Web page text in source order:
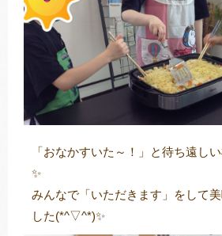
「おなかすいた～！」と待ち遠し
✨
みんなで「いただきます」をして
した(*^▽^*)✨